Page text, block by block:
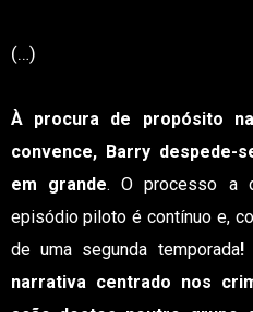
(…)
À procura de propósito
convence, Barry despede-
em grande. O processo a
episódio piloto é contínuo e,
de uma segunda temporada!
narrativa centrado nos